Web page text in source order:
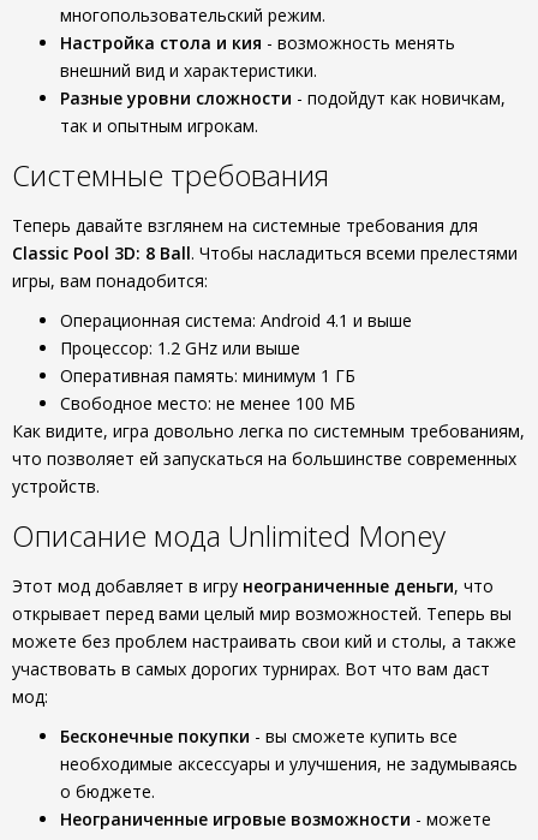
многопользовательский режим.
Настройка стола и кия - возможность менять
внешний вид и характеристики.
Разные уровни сложности - подойдут как новичкам,
так и опытным игрокам.
Системные требования
Теперь давайте взглянем на системные требования для
Classic Pool 3D: 8 Ball. Чтобы насладиться всеми прелестями
игры, вам понадобится:
Операционная система: Android 4.1 и выше
Процессор: 1.2 GHz или выше
Оперативная память: минимум 1 ГБ
Свободное место: не менее 100 МБ
Как видите, игра довольно легка по системным требованиям,
что позволяет ей запускаться на большинстве современных
устройств.
Описание мода Unlimited Money
Этот мод добавляет в игру неограниченные деньги, что
открывает перед вами целый мир возможностей. Теперь вы
можете без проблем настраивать свои кий и столы, а также
участвовать в самых дорогих турнирах. Вот что вам даст
мод:
Бесконечные покупки - вы сможете купить все
необходимые аксессуары и улучшения, не задумываясь
о бюджете.
Неограниченные игровые возможности - можете